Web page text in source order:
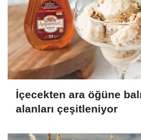
İçecekten ara öğüne
alanları çeşitleniyor